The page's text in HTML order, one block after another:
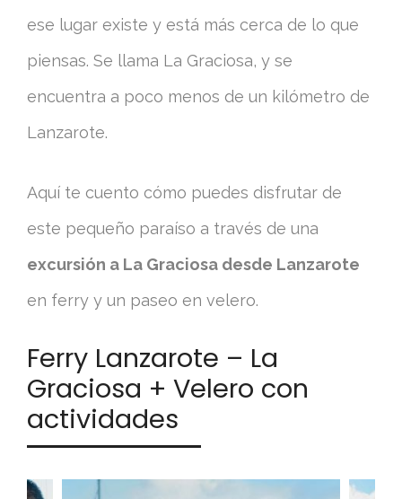
ese lugar existe y está más cerca de lo que
piensas. Se llama La Graciosa, y se
encuentra a poco menos de un kilómetro de
Lanzarote.
Aquí te cuento cómo puedes disfrutar de
este pequeño paraíso a través de una
excursión a La Graciosa desde Lanzarote
en ferry y un paseo en velero.
Ferry Lanzarote – La
Graciosa + Velero con
actividades